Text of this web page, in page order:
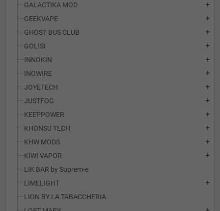
GALACTIKA MOD add
GEEKVAPE add
GHOST BUS CLUB add
GOLISI add
INNOKIN add
INOWIRE add
JOYETECH add
JUSTFOG add
KEEPPOWER add
KHONSU TECH add
KHW MODS add
KIWI VAPOR add
LIK BAR by Suprem-e
LIMELIGHT
add
LION BY LA TABACCHERIA